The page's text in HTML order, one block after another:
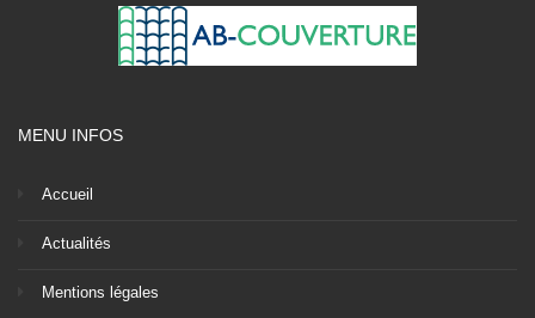
MENU INFOS
Accueil
Actualités
Mentions légales